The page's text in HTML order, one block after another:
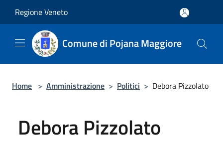
Regione Veneto
Comune di Pojana Maggiore
Home > Amministrazione > Politici > Debora Pizzolato
Debora Pizzolato